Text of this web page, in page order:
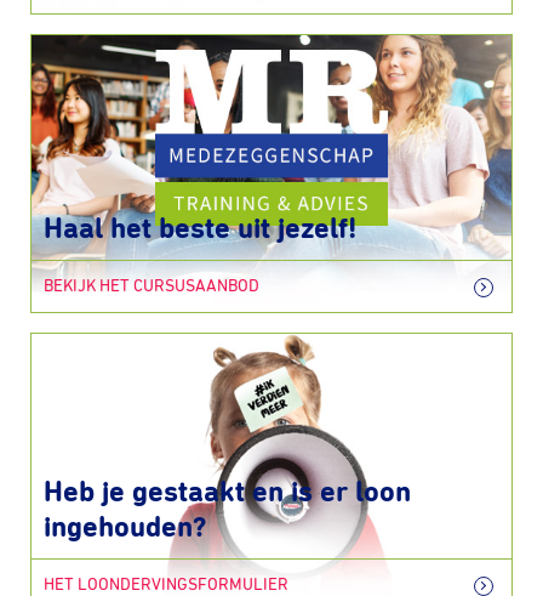
Haal het beste uit jezelf!
BEKIJK HET CURSUSAANBOD
Heb je gestaakt en is er loon
ingehouden?
HET LOONDERVINGSFORMULIER